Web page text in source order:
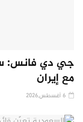
جي دي فانس:
مع إيران